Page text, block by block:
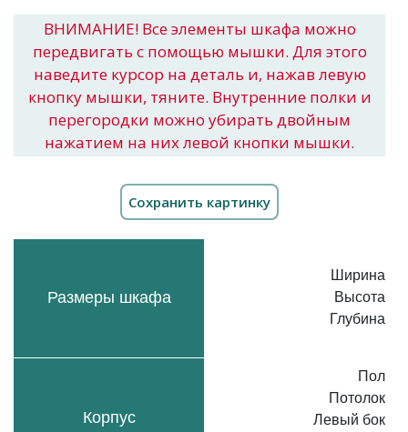
ВНИМАНИЕ! Все элементы шкафа можно
передвигать с помощью мышки. Для этого
наведите курсор на деталь и, нажав левую
кнопку мышки, тяните. Внутренние полки и
перегородки можно убирать двойным
нажатием на них левой кнопки мышки.
Размеры шкафа
Корпус
Ширина
Высота
Глубина
Пол
Потолок
Левый бок